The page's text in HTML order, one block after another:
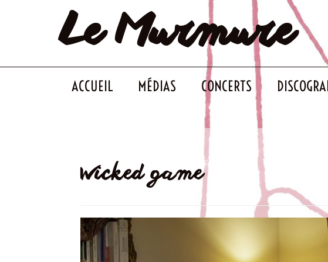
Le Murmure
ACCUEIL MÉDIAS CONCERTS
Wicked game